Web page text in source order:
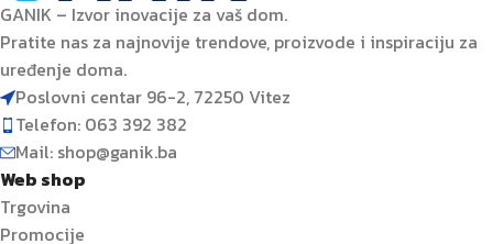
GANIK – Izvor inovacije za vaš dom.
Pratite nas za najnovije trendove, proizvode i inspiraciju za
uređenje doma.
Poslovni centar 96-2, 72250 Vitez
Telefon: 063 392 382
Mail: shop@ganik.ba
Web shop
Trgovina
Promocije